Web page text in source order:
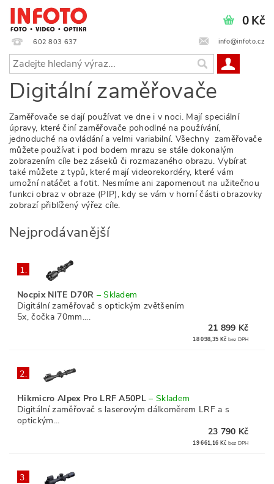
602 803 637 info@infoto.cz
0 Kč
Digitální zaměřovače
Zaměřovače se dají používat ve dne i v noci. Mají speciální
úpravy, které činí zaměřovače pohodlné na používání,
jednoduché na ovládání a velmi variabilní. Všechny zaměřovače
můžete používat i pod bodem mrazu se stále dokonalým
zobrazením cíle bez záseků či rozmazaného obrazu. Vybírat
také můžete z typů, které mají videorekordéry, které vám
umožní natáčet a fotit. Nesmíme ani zapomenout na užitečnou
funkci obraz v obraze (PIP), kdy se vám v horní části obrazovky
zobrazí přiblížený výřez cíle.
Nejprodávanější
1.
Nocpix NITE D70R –Skladem
Digitální zaměřovač s optickým zvětšením
5x, čočka 70mm....
21 899 Kč
18 098,35 Kč bez DPH
2.
Hikmicro Alpex Pro LRF A50PL–Skladem
Digitální zaměřovač s laserovým dálkoměrem LRF a s
optickým...
23 790 Kč
19 661,16 Kč bez DPH
3.